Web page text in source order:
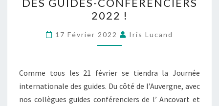
DES GUIDES-CONFÉRENCIERS
2022 !
17 Février 2022 Iris Lucand
Comme tous les 21 février se tiendra la Journée
internationale des guides. Du côté de l’Auvergne, avec
nos collègues guides conférenciers de l’ Ancovart et